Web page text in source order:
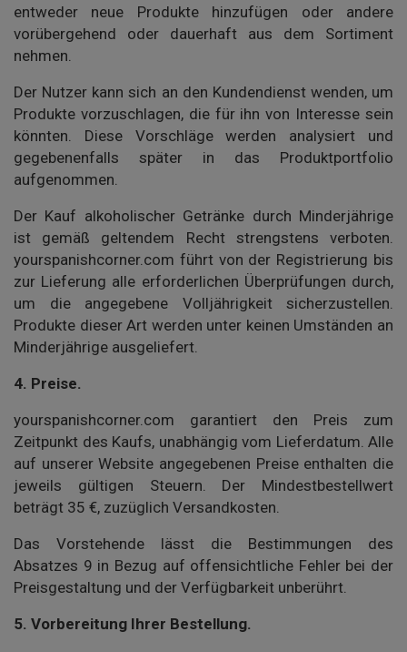
entweder neue Produkte hinzufügen oder andere
vorübergehend oder dauerhaft aus dem Sortiment
nehmen.
Der Nutzer kann sich an den Kundendienst wenden, um
Produkte vorzuschlagen, die für ihn von Interesse sein
könnten. Diese Vorschläge werden analysiert und
gegebenenfalls später in das Produktportfolio
aufgenommen.
Der Kauf alkoholischer Getränke durch Minderjährige
ist gemäß geltendem Recht strengstens verboten.
yourspanishcorner.com führt von der Registrierung bis
zur Lieferung alle erforderlichen Überprüfungen durch,
um die angegebene Volljährigkeit sicherzustellen.
Produkte dieser Art werden unter keinen Umständen an
Minderjährige ausgeliefert.
4. Preise.
yourspanishcorner.com garantiert den Preis zum
Zeitpunkt des Kaufs, unabhängig vom Lieferdatum. Alle
auf unserer Website angegebenen Preise enthalten die
jeweils gültigen Steuern. Der Mindestbestellwert
beträgt 35 €, zuzüglich Versandkosten.
Das Vorstehende lässt die Bestimmungen des
Absatzes 9 in Bezug auf offensichtliche Fehler bei der
Preisgestaltung und der Verfügbarkeit unberührt.
5. Vorbereitung Ihrer Bestellung.